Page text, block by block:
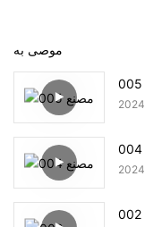
موصى به
2024
2024